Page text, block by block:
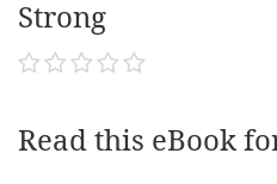
Strong
Read this eBook